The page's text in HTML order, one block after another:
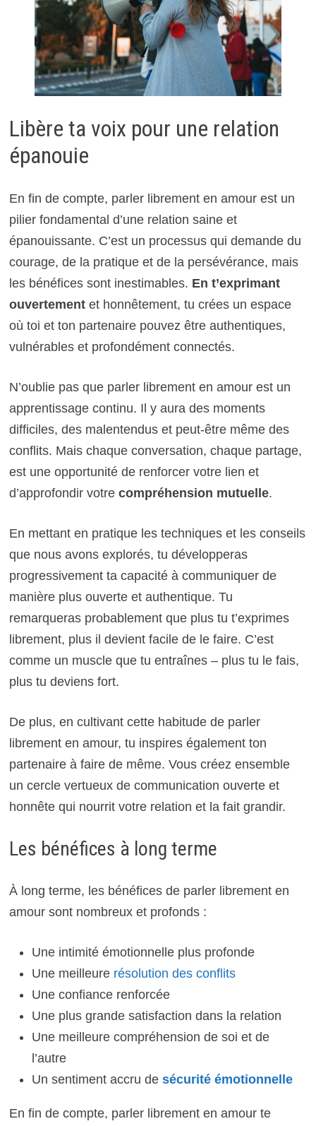
Libère ta voix pour une relation
épanouie
En fin de compte, parler librement en amour est un
pilier fondamental d’une relation saine et
épanouissante. C’est un processus qui demande du
courage, de la pratique et de la persévérance, mais
les bénéfices sont inestimables. En t’exprimant
ouvertementet honnêtement, tu crées un espace
où toi et ton partenaire pouvez être authentiques,
vulnérables et profondément connectés.
N’oublie pas que parler librement en amour est un
apprentissage continu. Il y aura des moments
difficiles, des malentendus et peut-être même des
conflits. Mais chaque conversation, chaque partage,
est une opportunité de renforcer votre lien et
d’approfondir votre compréhension mutuelle.
En mettant en pratique les techniques et les conseils
que nous avons explorés, tu développeras
progressivement ta capacité à communiquer de
manière plus ouverte et authentique. Tu
remarqueras probablement que plus tu t’exprimes
librement, plus il devient facile de le faire. C’est
comme un muscle que tu entraînes – plus tu le fais,
plus tu deviens fort.
De plus, en cultivant cette habitude de parler
librement en amour, tu inspires également ton
partenaire à faire de même. Vous créez ensemble
un cercle vertueux de communication ouverte et
honnête qui nourrit votre relation et la fait grandir.
Les bénéfices à long terme
À long terme, les bénéfices de parler librement en
amour sont nombreux et profonds :
Une intimité émotionnelle plus profonde
Une meilleure résolution des conflits
Une confiance renforcée
Une plus grande satisfaction dans la relation
Une meilleure compréhension de soi et de
l’autre
Un sentiment accru de sécurité émotionnelle
En fin de compte, parler librement en amour te